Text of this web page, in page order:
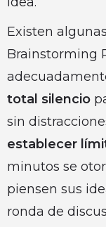
Existen algunas
Brainstorming
total silencio
sin
establecer
minutos se
piensen sus
ronda de